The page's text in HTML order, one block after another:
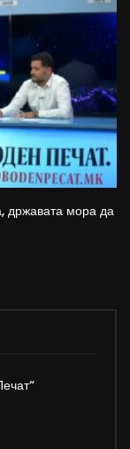
државата мора да